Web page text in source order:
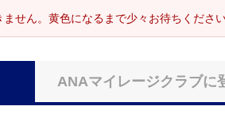
せん。黄色になるまで少々お待ちください
ANAマイレージクラブに